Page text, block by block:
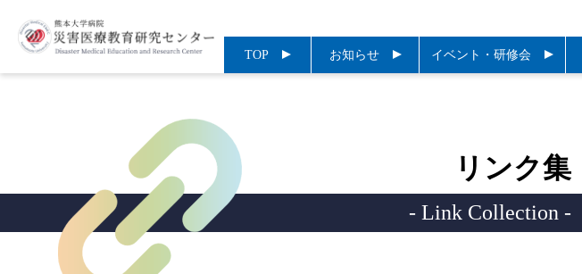
TOP お知らせ イベント・研修会
リンク集
- Link Collection -